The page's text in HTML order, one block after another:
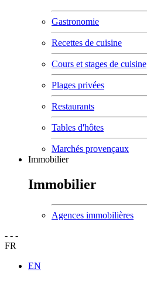
Gastronomie
Recettes de cuisine
Cours et stages de cuisine
Plages privées
Restaurants
Tables d'hôtes
Marchés provençaux
Immobilier
Immobilier
Agences immobilières
- - -
FR
EN